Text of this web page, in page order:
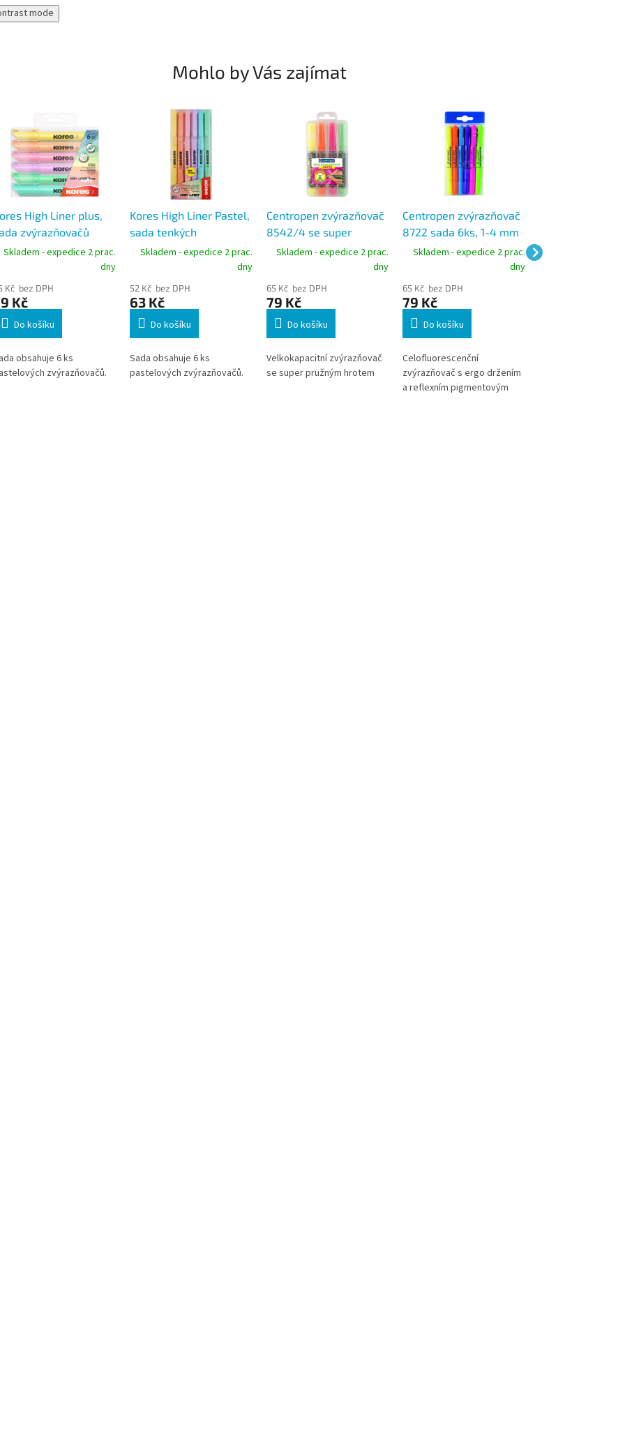
mode
Mohlo by Vás zajímat
High Liner plus,
zvýrazňovačů
pastelových barev, 6ks
Skladem - expedice 2 prac.
dny
Kč bez DPH
Kč
Do košíku
obsahuje 6 ks
zvýrazňovačů.
Kores High Liner Pastel,
sada tenkých
zvýrazňovačů
pastelových barev, 6ks
Skladem - expedice 2 prac.
dny
52 Kč bez DPH
63 Kč
Do košíku
Sada obsahuje 6 ks
pastelových zvýrazňovačů.
Centropen zvýrazňovač
8542/4 se super
pružným hrotem sada
Skladem - expedice 2 prac.
dny
65 Kč bez DPH
79 Kč
Do košíku
Velkokapacitní zvýrazňovač
se super pružným hrotem
Centropen zvýrazňovač
8722 sada 6ks, 1-4 mm
Skladem - expedice 2 prac.
dny
65 Kč bez DPH
79 Kč
Do košíku
Celofluorescenční
zvýrazňovač s ergo držením
a reflexním pigmentovým
1-4,6 mm